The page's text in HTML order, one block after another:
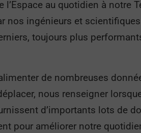
au quotidien à notre
nos ingénieurs et
toujours plus
de nombreuses
nous renseigner
d’importants lots de
pour améliorer notre